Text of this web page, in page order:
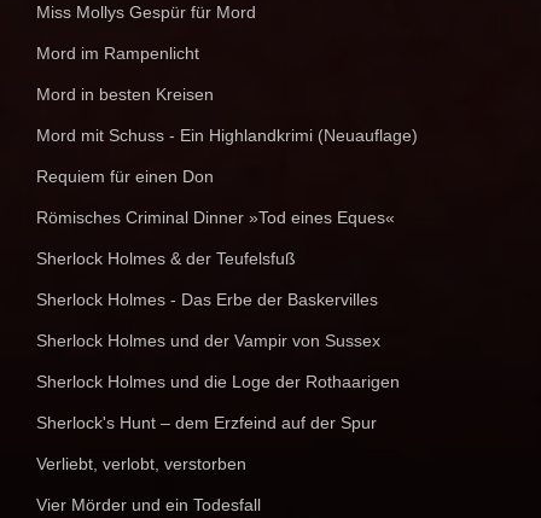
Miss Mollys Gespür für Mord
Mord im Rampenlicht
Mord in besten Kreisen
Mord mit Schuss - Ein Highlandkrimi (Neuauflage)
Requiem für einen Don
Römisches Criminal Dinner »Tod eines Eques«
Sherlock Holmes & der Teufelsfuß
Sherlock Holmes - Das Erbe der Baskervilles
Sherlock Holmes und der Vampir von Sussex
Sherlock Holmes und die Loge der Rothaarigen
Sherlock's Hunt – dem Erzfeind auf der Spur
Verliebt, verlobt, verstorben
Vier Mörder und ein Todesfall